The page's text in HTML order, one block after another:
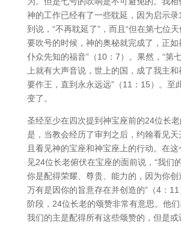
神的工作已经有了一些耽延，因为启示
到说，“不再耽延了”，而且“但在第七位天
要吹号的时候，神的奥秘就完成了，正如
仆众先知的福音”（10：7）。果然，“第
上就有大声音说，世上的国，成了我主
要作王，直到永永远远”（11：15）。至
变了。
圣经至少在四次提到神宝座前的24位长
是，当教会经历了审判之后，约翰看见
且看见神的宝座和神宝座上的行动。在
见24位长老俯伏在宝座的面前说，“我们
你是配得荣耀、尊贵、能力的，因为你创
万有是因你的旨意存在并创造的”（4：
阶段，24位长老的颂赞非常有意思。他们
我们的主是配得所有这些颂赞的，但是或